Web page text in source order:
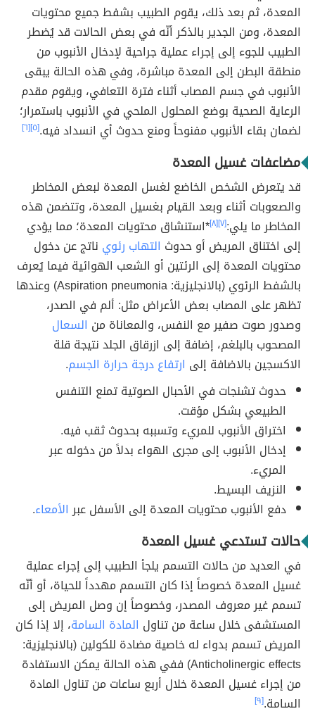
المعدة، ثم بعد ذلك، يقوم الطبيب بشفط جميع محتويات
المعدة، ومن الجدير بالذكر أنّه في بعض الحالات قد يُضطر
الطبيب للجوء إلى إجراء عملية جراحية لإدخال الأنبوب من
منطقة البطن إلى المعدة مباشرة، وفي هذه الحالة يبقى
الأنبوب في جسم المصاب أثناء فترة التعافي، ويقوم مقدم
الرعاية الصحية بوضع المحلول الملحي في الأنبوب باستمرار؛
لضمان بقاء الأنبوب مفنوحاً ومنع حدوث أي انسداد فيه.[٥] [٦]
مضاعفات غسيل المعدة
قد يتعرض الشخص الخاضع لغسل المعدة لبعض المخاطر
والصعوبات أثناء وبعد القيام بغسيل المعدة، وتتضمن هذه
المخاطر ما يلي:[٧] [٨] *استنشاق محتويات المعدة؛ مما يؤدي
إلى اختناق المريض أو حدوث التهاب رئوي ناتج عن دخول
محتويات المعدة إلى الرئتين أو الشعب الهوائية فيما يُعرف
بالشفط الرئوي (بالانجليزية: Aspiration pneumonia) وعندها
تظهر على المصاب بعض الأعراض مثل: ألم في الصدر،
وصدور صوت صفير مع النفس، والمعاناة من السعال
المصحوب بالبلغم، إضافة إلى ازرقاق الجلد نتيجة قلة
الاكسجين بالاضافة إلى ارتفاع درجة حرارة الجسم.
حدوث تشنجات في الأحبال الصوتية تمنع التنفس
الطبيعي بشكل مؤقت.
اختراق الأنبوب للمريء وتسببه بحدوث ثقب فيه.
إدخال الأنبوب إلى مجرى الهواء بدلاً من دخوله عبر
المريء.
النزيف البسيط.
دفع الأنبوب محتويات المعدة إلى الأسفل عبرالأمعاء.
حالات تستدعي غسيل المعدة
في العديد من حالات التسمم يلجأ الطبيب إلى إجراء عملية
غسيل المعدة خصوصاً إذا كان التسمم مهدداً للحياة، أو أنّه
تسمم غير معروف المصدر، وخصوصاً إن وصل المريض إلى
المستشفى خلال ساعة من تناول المادة السامة، إلا إذا كان
المريض تسمم بدواء له خاصية مضادة للكولين (بالانجليزية:
Anticholinergic effects) ففي هذه الحالة يمكن الاستفادة
من إجراء غسيل المعدة خلال أربع ساعات من تناول المادة
السامة.[٩]